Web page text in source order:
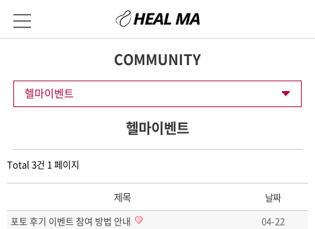
COMMUNITY
헬마이벤트
헬마이벤트
Total 3건 1 페이지
제목
날짜
포토 후기 이벤트 참여 방법 안내
04-22